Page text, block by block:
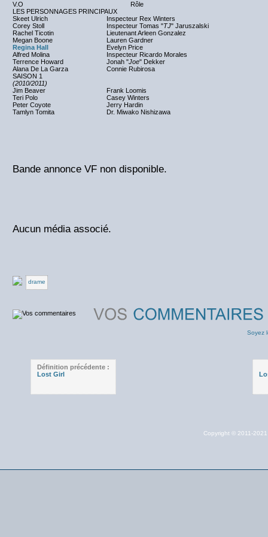
V.O
Rôle
LES PERSONNAGES PRINCIPAUX
Skeet Ulrich
Inspecteur Rex Winters
Corey Stoll
Inspecteur Tomas "TJ" Jaruszalski
Rachel Ticotin
Lieutenant Arleen Gonzalez
Megan Boone
Lauren Gardner
Regina Hall
Evelyn Price
Alfred Molina
Inspecteur Ricardo Morales
Terrence Howard
Jonah "Joe" Dekker
Alana De La Garza
Connie Rubirosa
SAISON 1
(2010/2011)
Jim Beaver
Frank Loomis
Teri Polo
Casey Winters
Peter Coyote
Jerry Hardin
Tamlyn Tomita
Dr. Miwako Nishizawa
Bande annonce VF non disponible.
Aucun média associé.
drame
Soyez
Définition précédente :
Lost Girl
Copyright © 2011-